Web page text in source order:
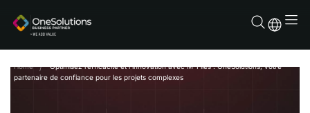
content
Home
Optimisez l’efficacité et l’innovation avec M-Files : OneSolutions, votre
partenaire de confiance pour les projets complexes